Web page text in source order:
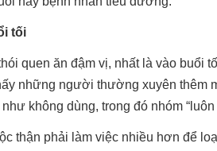
tối
quen ăn đậm vị, nhất là vào buổi
những người thường xuyên thêm
không dùng, trong đó nhóm
thận phải làm việc nhiều hơn để